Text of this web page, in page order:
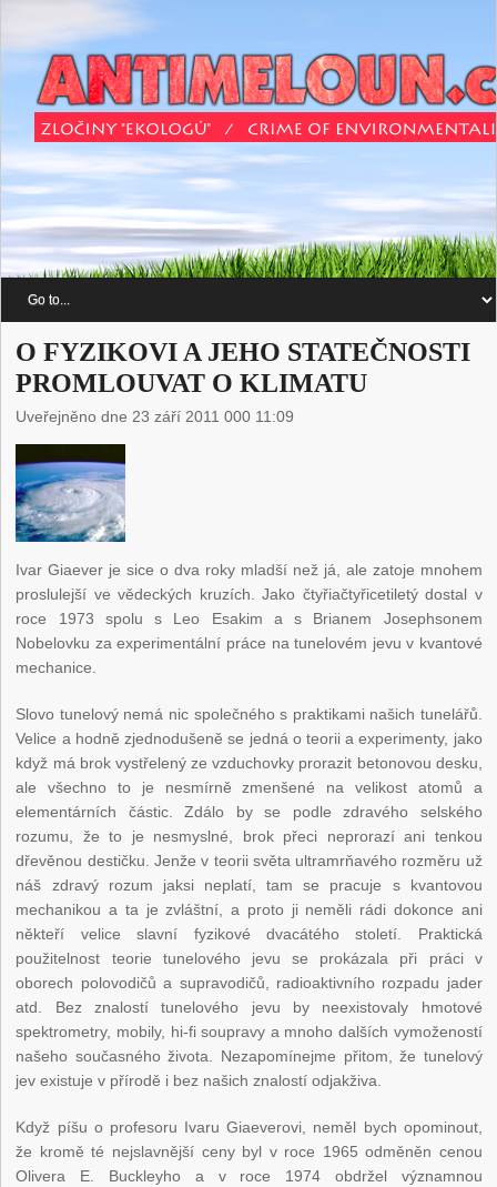
O FYZIKOVI A JEHO STATEČNOSTI
PROMLOUVAT O KLIMATU
Uveřejněno dne 23 září 2011 000 11:09
Ivar Giaever je sice o dva roky mladší než já, ale zatoje mnohem
proslulejší ve vědeckých kruzích. Jako čtyřiačtyřicetiletý dostal v
roce 1973 spolu s Leo Esakim a s Brianem Josephsonem
Nobelovku za experimentální práce na tunelovém jevu v kvantové
mechanice.
Slovo tunelový nemá nic společného s praktikami našich tunelářů.
Velice a hodně zjednodušeně se jedná o teorii a experimenty, jako
když má brok vystřelený ze vzduchovky prorazit betonovou desku,
ale všechno to je nesmírně zmenšené na velikost atomů a
elementárních částic. Zdálo by se podle zdravého selského
rozumu, že to je nesmyslné, brok přeci neprorazí ani tenkou
dřevěnou destičku. Jenže v teorii světa ultramrňavého rozměru už
náš zdravý rozum jaksi neplatí, tam se pracuje s kvantovou
mechanikou a ta je zvláštní, a proto ji neměli rádi dokonce ani
někteří velice slavní fyzikové dvacátého století. Praktická
použitelnost teorie tunelového jevu se prokázala při práci v
oborech polovodičů a supravodičů, radioaktivního rozpadu jader
atd. Bez znalostí tunelového jevu by neexistovaly hmotové
spektrometry, mobily, hi-fi soupravy a mnoho dalších vymožeností
našeho současného života. Nezapomínejme přitom, že tunelový
jev existuje v přírodě i bez našich znalostí odjakživa.
Když píšu o profesoru Ivaru Giaeverovi, neměl bych opominout,
že kromě té nejslavnější ceny byl v roce 1965 odměněn cenou
Olivera E. Buckleyho a v roce 1974 obdržel významnou